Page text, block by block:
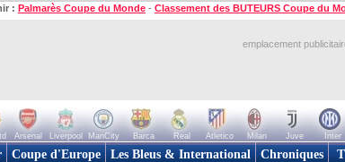
: Palmarès Coupe du Monde - Classement des BUTEURS Coupe du
emplacement
Arsenal Liverpool ManCity Barca Real Atletico Milan Juve Inter
Coupe d'Europe Les Bleus & International Chroniques